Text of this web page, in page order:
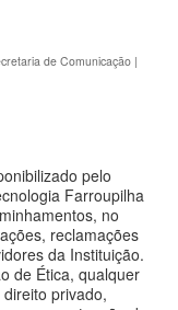
de Comunicação |
pelo
Farroupilha
no
reclamações
da Instituição.
de Ética, qualquer
privado,